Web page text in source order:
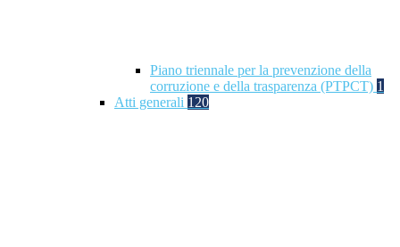
Piano triennale per la prevenzione della
corruzione e della trasparenza (PTPCT) 1
Atti generali 120